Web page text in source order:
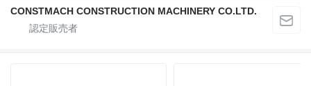
CONSTMACH CONSTRUCTION MACHINERY CO.LTD.